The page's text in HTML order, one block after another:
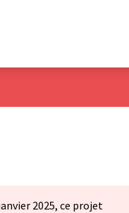
2025, ce projet